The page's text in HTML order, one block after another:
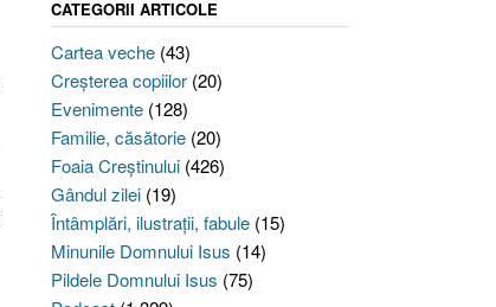
CATEGORII ARTICOLE
Cartea veche(43)
Creşterea copiilor(20)
Evenimente(128)
Familie, căsătorie(20)
Foaia Creştinului(426)
Gândul zilei(19)
Întâmplări, ilustraţii, fabule(15)
Minunile Domnului Isus (14)
Pildele Domnului Isus (75)